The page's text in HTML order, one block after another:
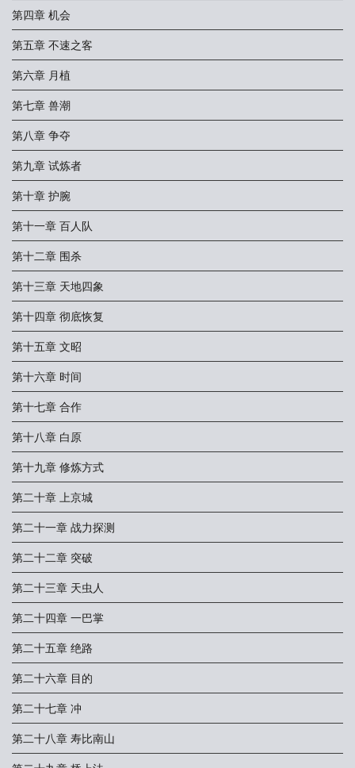
第四章 机会
第五章 不速之客
第六章 月植
第七章 兽潮
第八章 争夺
第九章 试炼者
第十章 护腕
第十一章 百人队
第十二章 围杀
第十三章 天地四象
第十四章 彻底恢复
第十五章 文昭
第十六章 时间
第十七章 合作
第十八章 白原
第十九章 修炼方式
第二十章 上京城
第二十一章 战力探测
第二十二章 突破
第二十三章 天虫人
第二十四章 一巴掌
第二十五章 绝路
第二十六章 目的
第二十七章 冲
第二十八章 寿比南山